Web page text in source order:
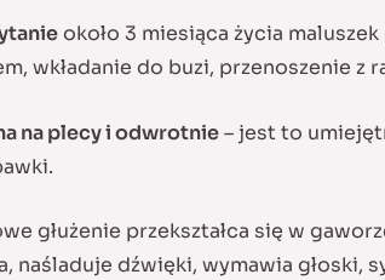
około 3 miesiąca życia
wkładanie do buzi, przenoszenie z
na plecy i odwrotnie– jest to
głużenie przekształca się w
naśladuje dźwięki, wymawia głoski,